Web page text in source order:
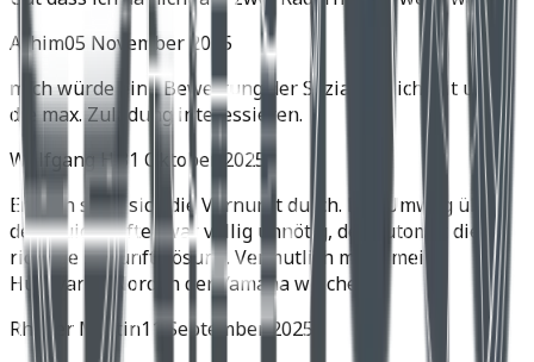
Achim05 November 2025
mich würde eine Bewertung der Soziatauglichkeit und
die max. Zuladung interessieren.
Wolfgang H.31 Oktober 2025
Endlich setzt sich die Vernunft durch. Der Umweg über
den Quickshifter war völlig unnötig, der Automat die
richtige Zukunftslösung. Vermutlich muss meine
Husqvarna Norden der Yamaha weichen.
Rhyner Martin11 September 2025